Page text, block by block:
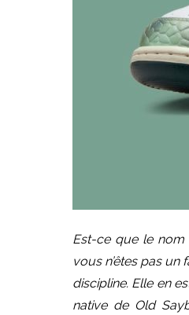
Est-ce que le nom
vous n’êtes pas
discipline. Elle en
native de Old